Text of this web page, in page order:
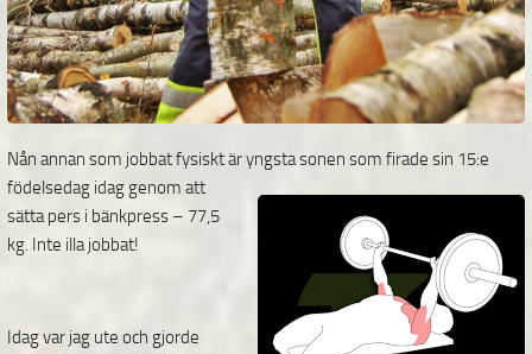
Nån annan som jobbat fysiskt är yngsta sonen som firade sin 15:e
födelsedag idag genom att
sätta pers i bänkpress – 77,5
kg. Inte illa jobbat!
Idag var jag ute och gjorde